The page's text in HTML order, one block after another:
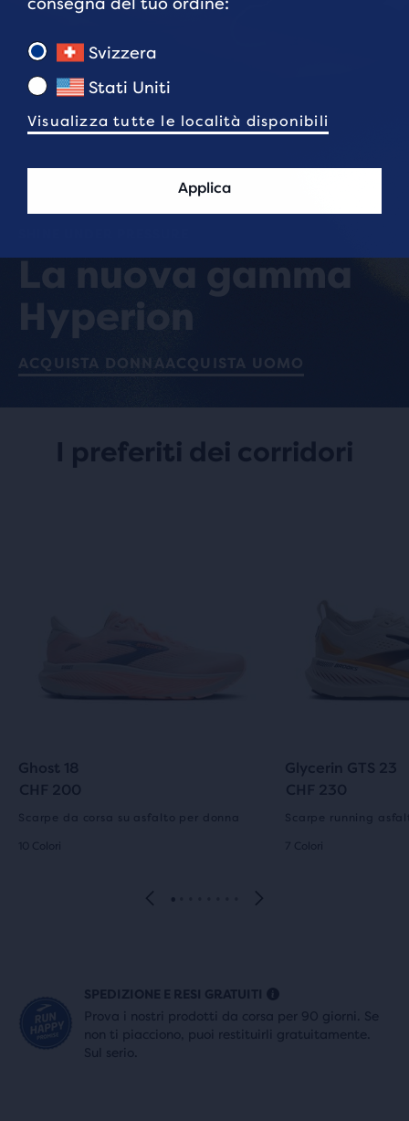
La nuova gamma
Hyperion
ACQUISTA DONNA ACQUISTA UOMO
I preferiti dei corridori
Ghost 18
CHF 200
Scarpe da corsa su asfalto per donna
10 Colori
Glycerin GTS 23
CHF 230
Scarpe running
7 Colori
SPEDIZIONE E RESI GRATUITI
Prova i nostri prodotti da corsa per 90 giorni. Se
non ti piacciono, puoi restituirli gratuitamente.
Sul serio.
Svizzera
Stati Uniti
Visualizza tutte le località disponibili
Applica